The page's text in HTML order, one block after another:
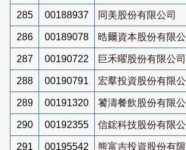
285 00188937 同美股份有限公司
286 00189078 晧爾資本股份有限公
287 00190722 巨禾曜股份有限公司
288 00190791 宏羣投資股份有限公
289 00191320 饕濤餐飲股份有限公
290 00192355 信鋐科技股份有限公
291 00195542 熊富吉投資股份有限